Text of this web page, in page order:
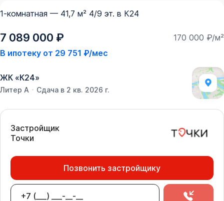
1-комнатная — 41,7 м² 4/9 эт. в К24
7 089 000 ₽
170 000 ₽/м²
В ипотеку от 29 751 ₽/мес
ЖК «К24»
Литер А Сдача в 2 кв. 2026 г.
Застройщик
Точки
Позвонить застройщику